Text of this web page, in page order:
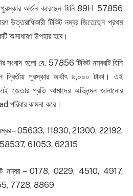
পুরস্কার অর্জন করেছেন যিনি 89H 57856
উত্তরাধিকারী টিকিট নম্বর জিতেছেন প্রথম
অসাধারণ উপহার হবে।
সংবাদ হলো যে, 57856 টিকিট নম্বরটি যিনি
দ্বিতীয় পুরস্কার অর্থাৎ ৯,০০০ টাকা। এই
জেতার প্রতি আমাদের অভিনন্দন জানানোর
কামনা করে।
নম্বর – 05633, 11830, 21300, 22192,
61053, 62315
নম্বর – 0178, 0229, 4510, 4917,
7728, 8869